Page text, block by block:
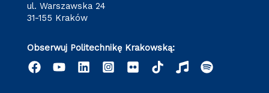
ul. Warszawska 24
31-155 Kraków
Obserwuj Politechnikę Krakowską: